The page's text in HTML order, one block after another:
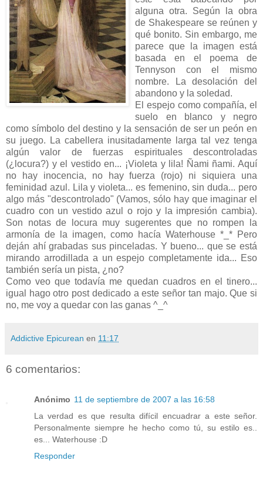
alguna otra. Según la obra
de Shakespeare se reúnen y
qué bonito. Sin embargo, me
parece que la imagen está
basada en el poema de
Tennyson con el mismo
nombre. La desolación del
abandono y la soledad.
El espejo como compañía, el
suelo en blanco y negro
como símbolo del destino y la sensación de ser un peón en
su juego. La cabellera inusitadamente larga tal vez tenga
algún valor de fuerzas espirituales descontroladas
(¿locura?) y el vestido en... ¡Violeta y lila! Ñami ñami. Aquí
no hay inocencia, no hay fuerza (rojo) ni siquiera una
feminidad azul. Lila y violeta... es femenino, sin duda... pero
algo más "descontrolado" (Vamos, sólo hay que imaginar el
cuadro con un vestido azul o rojo y la impresión cambia).
Son notas de locura muy sugerentes que no rompen la
armonía de la imagen, como hacía Waterhouse *_* Pero
deján ahí grabadas sus pinceladas. Y bueno... que se está
mirando arrodillada a un espejo completamente ida... Eso
también sería un pista, ¿no?
Como veo que todavía me quedan cuadros en el tinero...
igual hago otro post dedicado a este señor tan majo. Que si
no, me voy a quedar con las ganas ^_^
Addictive Epicurean en 11:17
6 comentarios:
Anónimo 11 de septiembre de 2007 a las 16:58
La verdad es que resulta difícil encuadrar a este señor.
Personalmente siempre he hecho como tú, su estilo es..
es... Waterhouse :D
Responder